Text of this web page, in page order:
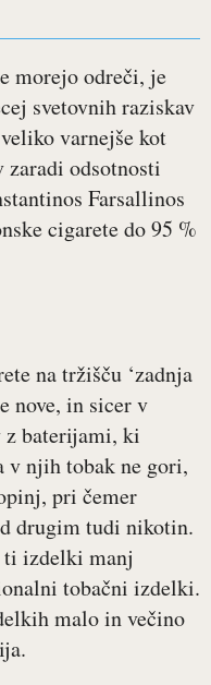
morejo odreči, je
svetovnih raziskav
varnejše kot
zaradi odsotnosti
Farsallinos
cigarete do 95 %
na tržišču ‘zadnja
nove, in sicer v
baterijami, ki
v njih tobak ne gori,
pri čemer
drugim tudi nikotin.
ti izdelki manj
tobačni izdelki.
malo in večino